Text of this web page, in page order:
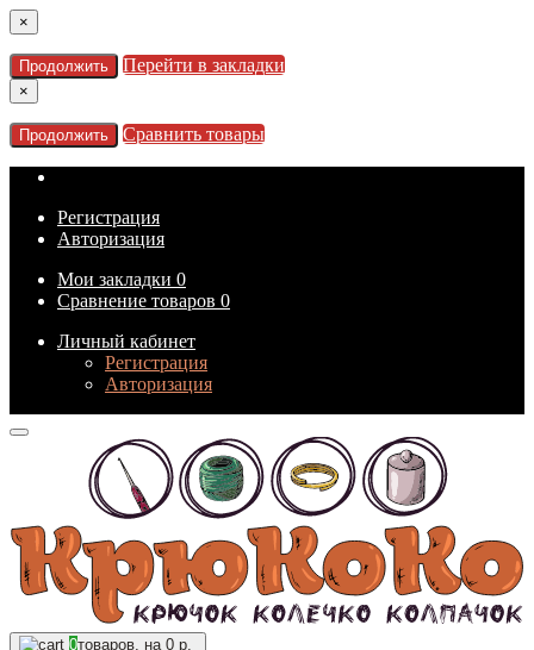
×
Продолжить Перейти в закладки
×
Продолжить Сравнить товары
Регистрация
Авторизация
Мои закладки 0
Сравнение товаров 0
Личный кабинет
Регистрация
Авторизация
0товаров, на 0 р.